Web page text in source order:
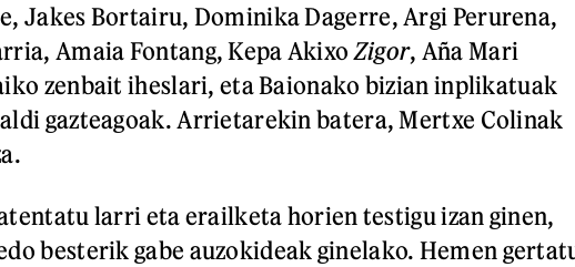
Jakes Bortairu, Dominika Dagerre, Argi Perurena,
Amaia Fontang, Kepa Akixo Zigor, Aña Mari
zenbait iheslari, eta Baionako bizian inplikatuak
gazteagoak. Arrietarekin batera, Mertxe Colinak
larri eta erailketa horien testigu izan ginen,
besterik gabe auzokideak ginelako. Hemen